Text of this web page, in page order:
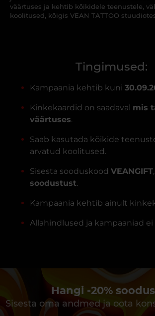
väärtuses ja kehtib kõikidele teenustele,
koolitused, kõigis VEAN TATTOO
Tingimused:
Kampaania kehtib kuni
Kinkekaardid on saadaval mis
väärtuses.
Saab kasutada kõikide
arvatud koolitused.
Sisesta sooduskood VEANGIFT
soodustust.
Kampaania kehtib ainult
Allahindlused ja kampaaniad ei
Hangi -20%
Sisesta oma andmed ja oota